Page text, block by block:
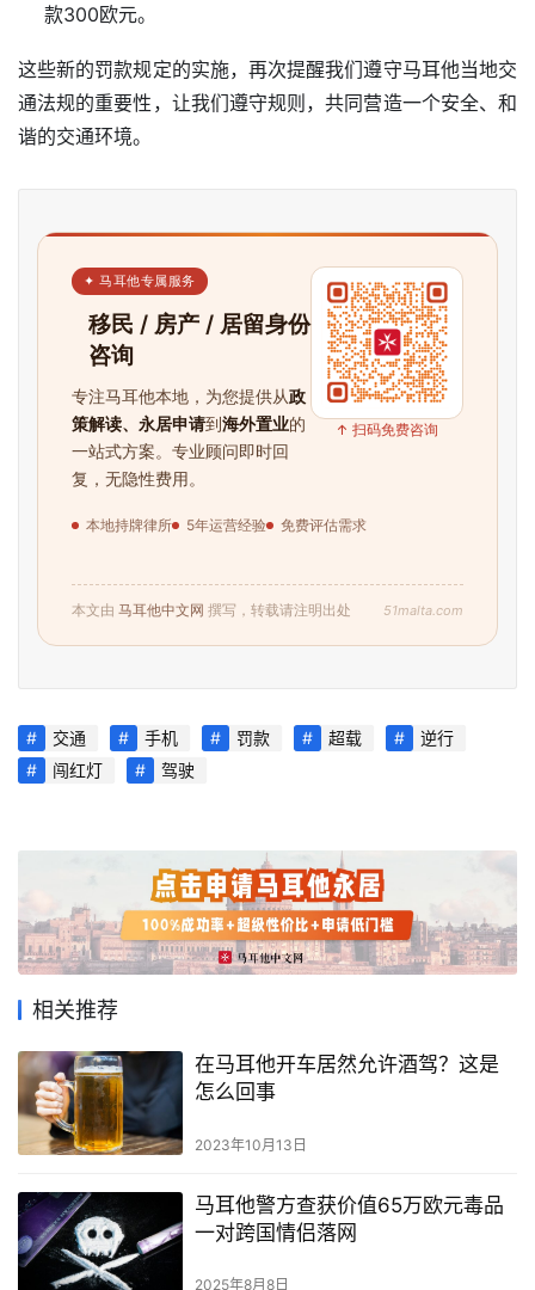
页
旅
游
攻
生
活
款300欧元。
这些新的罚款规定的实施，再次提醒我们遵守马耳他当地交
通法规的重要性，让我们遵守规则，共同营造一个安全、和
谐的交通环境。
✦ 马耳他专属服务
移民 / 房产 / 居留身份
咨询
专注马耳他本地，为您提供从政
策解读、永居申请到海外置业的
一站式方案。专业顾问即时回
复，无隐性费用。
本地持牌律所 5年运营经验 免费评估需求
↑ 扫码免费咨询
本文由 马耳他中文网 撰写，转载请注明出处 51malta.com
交通 手机 罚款 超载
逆行
闯红灯
驾驶
相关推荐
在马耳他开车居然允许酒驾？这是
怎么回事
2023年10月13日
马耳他警方查获价值65万欧元毒品
一对跨国情侣落网
2025年8月8日